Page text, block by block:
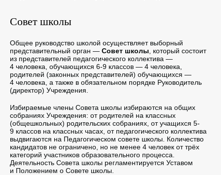
Совет школы
Общее руководство школой осуществляет выборный
представительный орган — Совет школы , который состоит
из представителей педагогического коллектива —
4 человека, обучающихся 6-9 классов — 4 человека,
родителей (законных представителей) обучающихся —
4 человека, а также в обязательном порядке Руководитель
(директор) Учреждения.
Избираемые члены Совета школы избираются на общих
собраниях Учреждения: от родителей на классных
(общешкольных) родительских собраниях, от учащихся 5-
9 классов на классных часах, от педагогического коллектива
выдвигаются на Педагогическом совете школы. Количество
кандидатов не ограничено, но не менее 4 человек от трёх
категорий участников образовательного процесса.
Деятельность Совета школы регламентируется Уставом
и Положением о Совете школы.